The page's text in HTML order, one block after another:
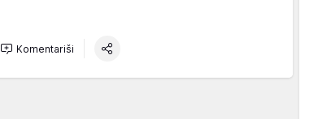
Komentariši